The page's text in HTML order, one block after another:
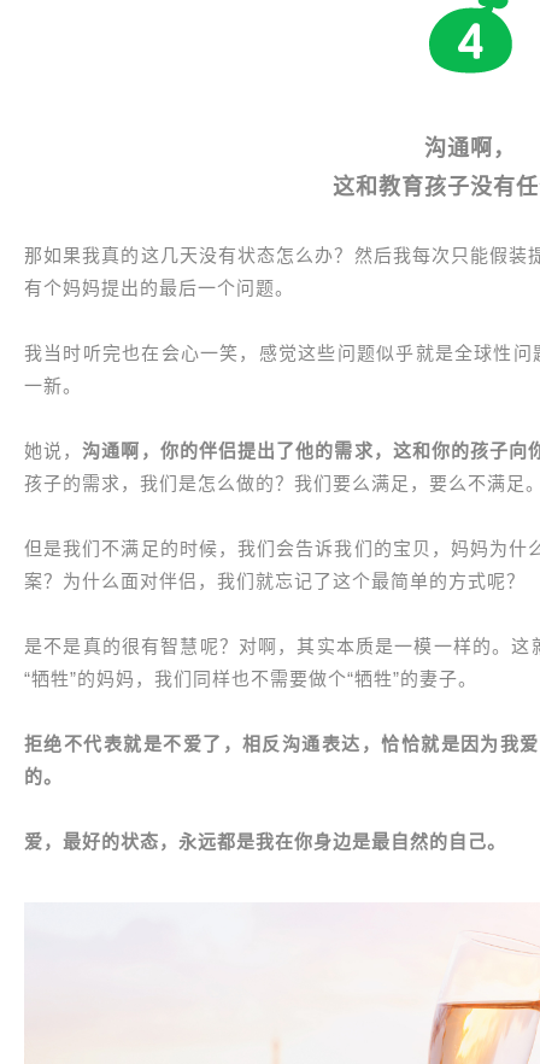
沟通啊，
这和教育孩子没有
那如果我真的这几天没有状态怎么办？然后我每次只能假
有个妈妈提出的最后一个问题。
我当时听完也在会心一笑，感觉这些问题似乎就是全球性
一新。
她说，沟通啊，你的伴侣提出了他的需求，这和你的孩子向
孩子的需求，我们是怎么做的？我们要么满足，要么不满足
但是我们不满足的时候，我们会告诉我们的宝贝，妈妈为
案？为什么面对伴侣，我们就忘记了这个最简单的方式呢？
是不是真的很有智慧呢？对啊，其实本质是一模一样的。
“牺牲”的妈妈，我们同样也不需要做个“牺牲”的妻子。
拒绝不代表就是不爱了，相反沟通表达，恰恰就是因为我
的。
爱，最好的状态，永远都是我在你身边是最自然的自己。